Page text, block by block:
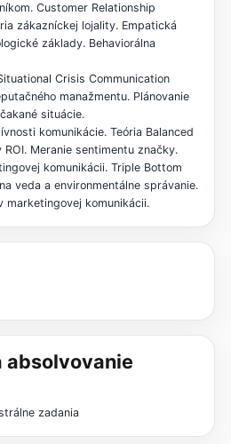
Customer Relationship
zákazníckej lojality. Empatická
základy. Behaviorálna
Crisis Communication
manažmentu. Plánovanie
situácie.
komunikácie. Teória Balanced
Meranie sentimentu značky.
komunikácii. Triple Bottom
veda a environmentálne správanie.
marketingovej komunikácii.
absolvovanie
zadania